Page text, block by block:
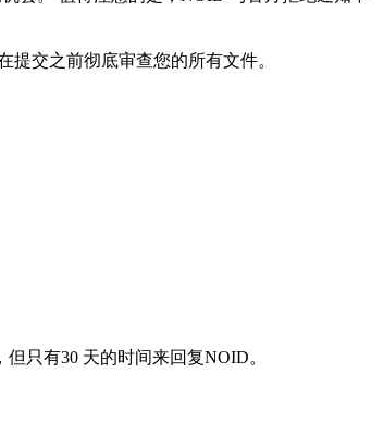
交之前彻底审查您的所有文件。
只有30 天的时间来回复NOID。